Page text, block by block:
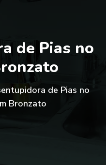
de Pias no
de Pias no
Bronzato